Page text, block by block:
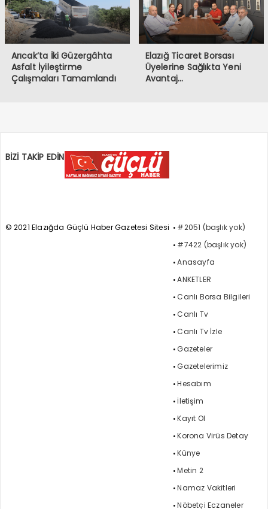
Arıcak’ta İki Güzergâhta
Asfalt İyileştirme
Çalışmaları Tamamlandı
Elazığ Ticaret Borsası
Üyelerine Sağlıkta Yeni
Avantaj…
BİZİ TAKİP EDİN
© 2021 Elazığda Güçlü Haber Gazetesi Sitesi
#2051 (başlık yok)
#7422 (başlık yok)
Anasayfa
ANKETLER
Canlı Borsa Bilgileri
Canlı Tv
Canlı Tv İzle
Gazeteler
Gazetelerimiz
Hesabım
İletişim
Kayıt Ol
Korona Virüs Detay
Künye
Metin 2
Namaz Vakitleri
Nöbetçi Eczaneler